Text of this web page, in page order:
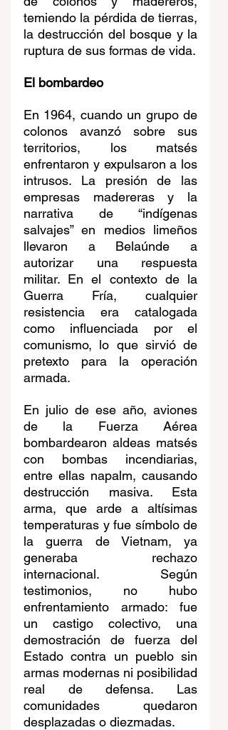
temiendo la pérdida de tierras,
la destrucción del bosque y la
ruptura de sus formas de vida.
El bombardeo
En 1964, cuando un grupo de
colonos avanzó sobre sus
territorios, los matsés
enfrentaron y expulsaron a los
intrusos. La presión de las
empresas madereras y la
narrativa de “indígenas
salvajes” en medios limeños
llevaron a Belaúnde a
autorizar una respuesta
militar. En el contexto de la
Guerra Fría, cualquier
resistencia era catalogada
como influenciada por el
comunismo, lo que sirvió de
pretexto para la operación
armada.
En julio de ese año, aviones
de la Fuerza Aérea
bombardearon aldeas matsés
con bombas incendiarias,
entre ellas napalm, causando
destrucción masiva. Esta
arma, que arde a altísimas
temperaturas y fue símbolo de
la guerra de Vietnam, ya
generaba rechazo
internacional. Según
testimonios, no hubo
enfrentamiento armado: fue
un castigo colectivo, una
demostración de fuerza del
Estado contra un pueblo sin
armas modernas ni posibilidad
real de defensa. Las
comunidades quedaron
desplazadas o diezmadas.